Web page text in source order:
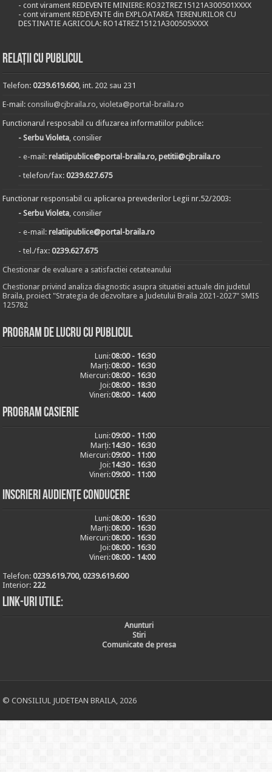
- cont virament REDEVENTE MINIERE: RO32TREZ15121A300501XXXX
- cont virament REDEVENTE din EXPLOATAREA TERENURILOR CU
DESTINATIE AGRICOLA: RO14TREZ15121A300505XXXX
Relații cu publicul
Telefon:0239.619.600, int. 202 sau 231
E-mail:consiliu@cjbraila.ro ,violeta@portal-braila.ro
Functionarul resposabil cu difuzarea informatiilor publice:
- Serbu Violeta , consilier
- e-mail:relatiipublice@portal-braila.ro, petitii@cjbraila.ro
- telefon/fax:0239.627.675
Functionar responsabil cu aplicarea prevederilor Legii nr.52/2003:
- Serbu Violeta , consilier
- e-mail:relatiipublice@portal-braila.ro
- tel./fax:0239.627.675
Chestionar de evaluare a satisfactiei cetateanului
Chestionar privind analiza diagnostic asupra situatiei actuale din judetul
Braila, proiect "Strategia de dezvoltare a Judetului Braila 2021-2027" SMIS
125782
Program de lucru cu publicul
Luni:08:00 - 16:30
Marți:08:00 - 16:30
Miercuri:08:00 - 16:30
Joi:08:00 - 18:30
Vineri:08:00 - 14:00
Program casierie
Luni:09:00 - 11:00
Marți:14:30 - 16:30
Miercuri:09:00 - 11:00
Joi:14:30 - 16:30
Vineri:09:00 - 11:00
Inscrieri audiențe conducere
Luni:08:00 - 16:30
Marți:08:00 - 16:30
Miercuri:08:00 - 16:30
Joi:08:00 - 16:30
Vineri:08:00 - 14:00
Telefon:0239.619.700, 0239.619.600
Interior: 222
Link-uri utile:
Anunturi
Stiri
Comunicate de presa
© CONSILIUL JUDETEAN BRAILA, 2026